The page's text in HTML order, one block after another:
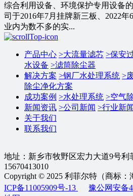
综合利用设备、环境保护专用设备
司于2016年7月挂牌新三板、2022
业内为数不多的实...
产品中心 >大流量滤芯 >保安
水设备 >滤筒除尘器
解决方案 >钢厂水处理系统 >
除尘净化方案
成功案例 >水处理系统 >空气
新闻资讯 >公司新闻 >行业新闻
关于我们
联系我们
地址：新乡市牧野区宏力大道9号
15670413010
Copyright © 2025 利菲尔特（商标
ICP备11005909号-13
豫公网安备